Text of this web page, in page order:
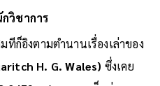
วิชาการ
ทีก็อิงตามตำนานเรื่องเล่าของ
H. G. Wales) ซึ่งเคย